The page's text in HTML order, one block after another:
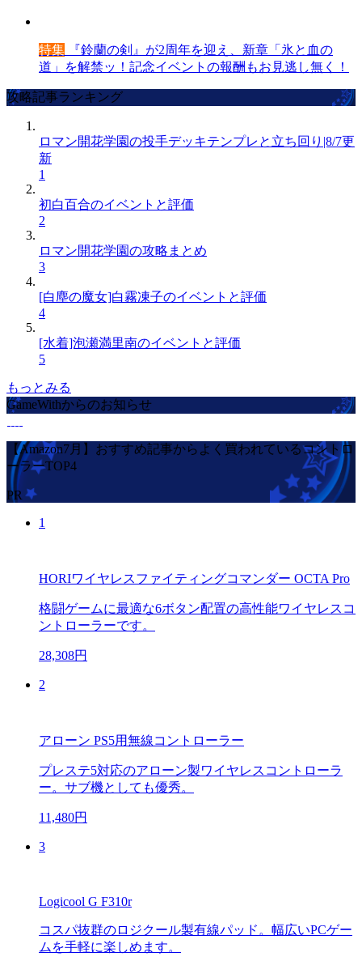
特集 『鈴蘭の剣』が2周年を迎え、新章「氷と血の
道」を解禁ッ！記念イベントの報酬もお見逃し無く！
攻略記事ランキング
ロマン開花学園の投手デッキテンプレと立ち回り|8/7更
新
1
初白百合のイベントと評価
2
ロマン開花学園の攻略まとめ
3
[白塵の魔女]白霧凍子のイベントと評価
4
[水着]泡瀬満里南のイベントと評価
5
もっとみる
GameWithからのお知らせ
【Amazon7月】おすすめ記事からよく買われているコントロ
ーラーTOP4
PR
1
HORIワイヤレスファイティングコマンダー OCTA Pro
格闘ゲームに最適な6ボタン配置の高性能ワイヤレスコ
ントローラーです。
28,308円
2
アローン PS5用無線コントローラー
プレステ5対応のアローン製ワイヤレスコントローラ
ー。サブ機としても優秀。
11,480円
3
Logicool G F310r
コスパ抜群のロジクール製有線パッド。幅広いPCゲー
ムを手軽に楽しめます。